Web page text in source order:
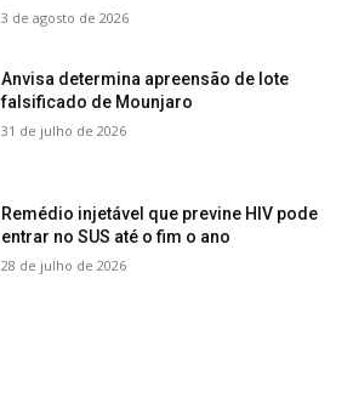
3 de agosto de 2026
Anvisa determina apreensão de lote
falsificado de Mounjaro
31 de julho de 2026
Remédio injetável que previne HIV pode
entrar no SUS até o fim o ano
28 de julho de 2026